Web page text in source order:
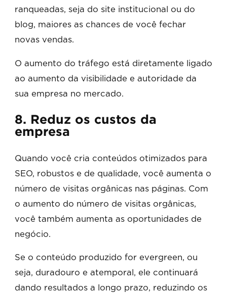
ranqueadas, seja do site institucional ou do
blog, maiores as chances de você fechar
novas vendas.
O aumento do tráfego está diretamente ligado
ao aumento da visibilidade e autoridade da
sua empresa no mercado.
8. Reduz os custos da
empresa
Quando você cria conteúdos otimizados para
SEO, robustos e de qualidade, você aumenta o
número de visitas orgânicas nas páginas. Com
o aumento do número de visitas orgânicas,
você também aumenta as oportunidades de
negócio.
Se o conteúdo produzido for evergreen, ou
seja, duradouro e atemporal, ele continuará
dando resultados a longo prazo, reduzindo os